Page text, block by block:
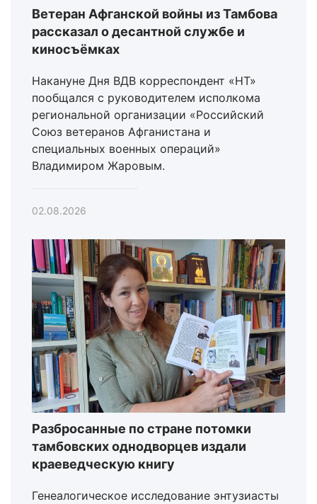
Ветеран Афганской войны из Тамбова
рассказал о десантной службе и
киносъёмках
Накануне Дня ВДВ корреспондент «НТ»
пообщался с руководителем исполкома
региональной организации «Российский
Союз ветеранов Афганистана и
специальных военных операций»
Владимиром Жаровым.
02.08.2026
Разбросанные по стране потомки
тамбовских однодворцев издали
краеведческую книгу
Генеалогическое исследование энтузиасты